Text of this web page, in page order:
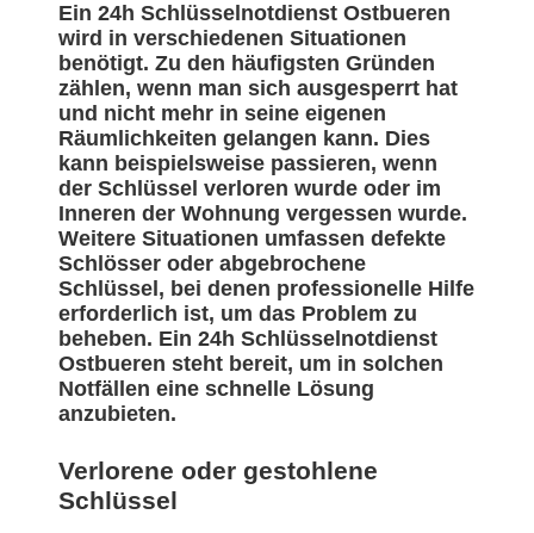
Ein 24h Schlüsselnotdienst Ostbueren
wird in verschiedenen Situationen
benötigt. Zu den häufigsten Gründen
zählen, wenn man sich ausgesperrt hat
und nicht mehr in seine eigenen
Räumlichkeiten gelangen kann. Dies
kann beispielsweise passieren, wenn
der Schlüssel verloren wurde oder im
Inneren der Wohnung vergessen wurde.
Weitere Situationen umfassen defekte
Schlösser oder abgebrochene
Schlüssel, bei denen professionelle Hilfe
erforderlich ist, um das Problem zu
beheben. Ein 24h Schlüsselnotdienst
Ostbueren steht bereit, um in solchen
Notfällen eine schnelle Lösung
anzubieten.
Verlorene oder gestohlene
Schlüssel